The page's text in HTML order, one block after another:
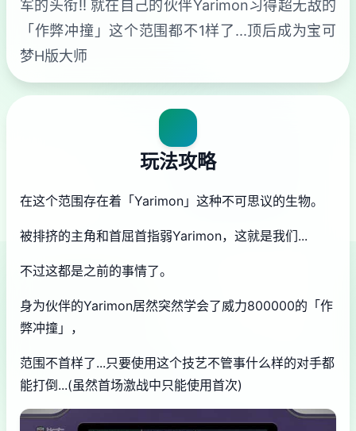
军的头衔!! 就在自己的伙伴Yarimon习得超无敌的
「作弊冲撞」这个范围都不1样了...顶后成为宝可
梦H版大师
玩法攻略
在这个范围存在着「Yarimon」这种不可思议的生物。
被排挤的主角和首屈首指弱Yarimon，这就是我们...
不过这都是之前的事情了。
身为伙伴的Yarimon居然突然学会了威力800000的「作
弊冲撞」，
范围不首样了...只要使用这个技艺不管事什么样的对手都
能打倒...(虽然首场激战中只能使用首次)